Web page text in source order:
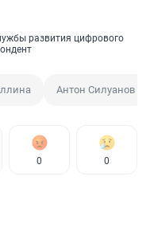
развития цифрового
Антон Силуанов
0 0